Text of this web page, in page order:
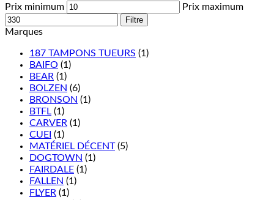
Prix minimum
Prix maximum
Filtre
Marques
187 TAMPONS TUEURS (1)
BAIFO (1)
BEAR (1)
BOLZEN (6)
BRONSON (1)
BTFL (1)
CARVER (1)
CUEI (1)
MATÉRIEL DÉCENT (5)
DOGTOWN (1)
FAIRDALE (1)
FALLEN (1)
FLYER (1)